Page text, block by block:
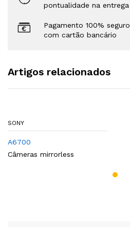
pontualidade na entrega
Pagamento 100% seguro
com cartão bancário
Artigos relacionados
SONY
A6700
Câmeras mirrorless